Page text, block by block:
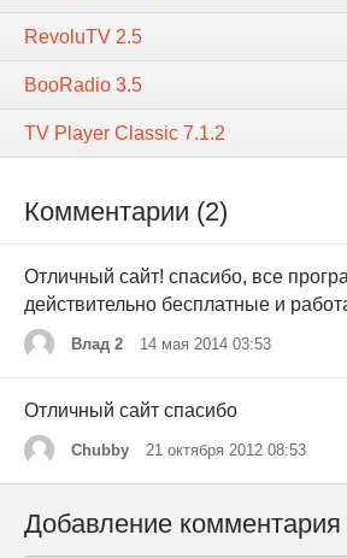
RevoluTV 2.5
BooRadio 3.5
TV Player Classic 7.1.2
Комментарии (2)
Отличный сайт! спасибо, все
действительно бесплатные и
Влад 2 14 мая 2014 03:53
Отличный сайт спасибо
Chubby 21 октября 2012 08:53
Добавление комментария